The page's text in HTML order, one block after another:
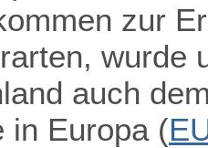
zur
wurde
auch
in Europa (